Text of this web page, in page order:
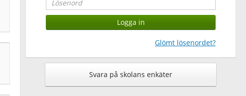
Glömt lösenordet?
Svara på skolans enkäter